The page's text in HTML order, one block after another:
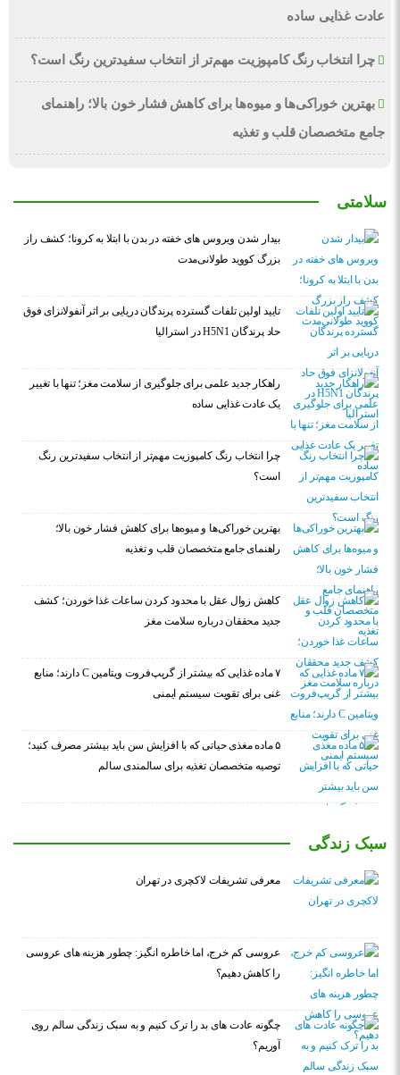
عادت غذایی ساده
چرا انتخاب رنگ کامپوزیت مهم‌تر از انتخاب سفیدترین رنگ است؟
بهترین خوراکی‌ها و میوه‌ها برای کاهش فشار خون بالا؛ راهنمای
جامع متخصصان قلب و تغذیه
سلامتی
بیدار شدن ویروس‌ های خفته در بدن با ابتلا به کرونا؛ کشف راز
بزرگ کووید طولانی‌مدت
تایید اولین تلفات گسترده پرندگان دریایی بر اثر آنفولانزای فوق
حاد پرندگان H5N1 در استرالیا
راهکار جدید علمی برای جلوگیری از سلامت مغز؛ تنها با تغییر
یک عادت غذایی ساده
چرا انتخاب رنگ کامپوزیت مهم‌تر از انتخاب سفیدترین رنگ
است؟
بهترین خوراکی‌ها و میوه‌ها برای کاهش فشار خون بالا؛
راهنمای جامع متخصصان قلب و تغذیه
کاهش زوال عقل با محدود کردن ساعات غذا خوردن؛ کشف
جدید محققان درباره سلامت مغز
۷ ماده غذایی که بیشتر از گریپ‌فروت ویتامین C دارند؛ منابع
غنی برای تقویت سیستم ایمنی
۵ ماده مغذی حیاتی که با افزایش سن باید بیشتر مصرف کنید؛
توصیه متخصصان تغذیه برای سالمندی سالم
سبک زندگی
معرفی تشریفات لاکچری در تهران
عروسی کم خرج، اما خاطره انگیز: چطور هزینه های عروسی
را کاهش دهیم؟
چگونه عادت‌ های بد را ترک کنیم و به سبک زندگی سالم روی
آوریم؟